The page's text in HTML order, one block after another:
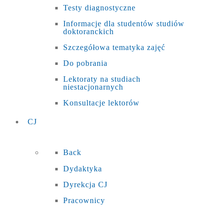
Testy diagnostyczne
Informacje dla studentów studiów
doktoranckich
Szczegółowa tematyka zajęć
Do pobrania
Lektoraty na studiach
niestacjonarnych
Konsultacje lektorów
CJ
Back
Dydaktyka
Dyrekcja CJ
Pracownicy